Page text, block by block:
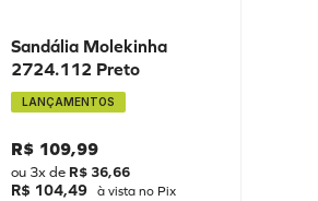
Sandália Molekinha
2724.112 Preto
LANÇAMENTOS
R$ 109,99
ou 3x de R$ 36,66
R$ 104,49 à vista no Pix